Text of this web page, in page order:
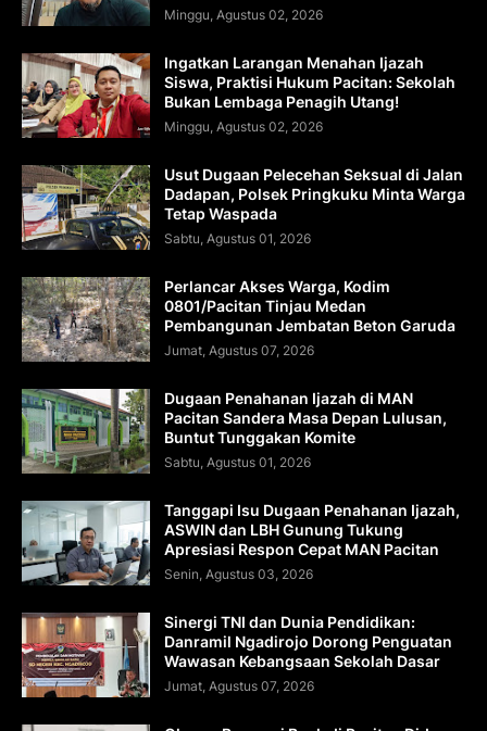
Minggu, Agustus 02, 2026
Ingatkan Larangan Menahan Ijazah
Siswa, Praktisi Hukum Pacitan: Sekolah
Bukan Lembaga Penagih Utang!
Minggu, Agustus 02, 2026
Usut Dugaan Pelecehan Seksual di Jalan
Dadapan, Polsek Pringkuku Minta Warga
Tetap Waspada
Sabtu, Agustus 01, 2026
Perlancar Akses Warga, Kodim
0801/Pacitan Tinjau Medan
Pembangunan Jembatan Beton Garuda
Jumat, Agustus 07, 2026
Dugaan Penahanan Ijazah di MAN
Pacitan Sandera Masa Depan Lulusan,
Buntut Tunggakan Komite
Sabtu, Agustus 01, 2026
Tanggapi Isu Dugaan Penahanan Ijazah,
ASWIN dan LBH Gunung Tukung
Apresiasi Respon Cepat MAN Pacitan
Senin, Agustus 03, 2026
Sinergi TNI dan Dunia Pendidikan:
Danramil Ngadirojo Dorong Penguatan
Wawasan Kebangsaan Sekolah Dasar
Jumat, Agustus 07, 2026